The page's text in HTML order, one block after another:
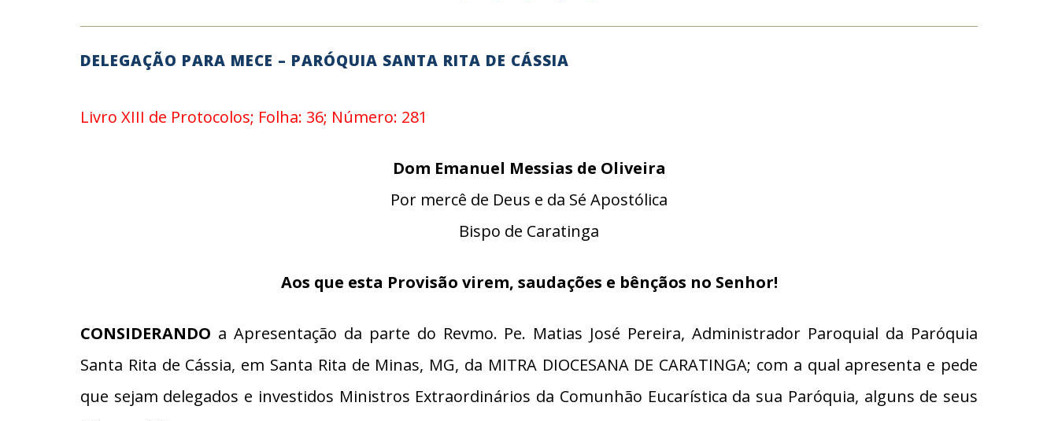
DELEGAÇÃO PARA MECE – PARÓQUIA SANTA RITA DE CÁSSIA
Livro XIII de Protocolos; Folha: 36; Número: 281
Dom Emanuel Messias de Oliveira
Por mercê de Deus e da Sé Apostólica
Bispo de Caratinga
Aos que esta Provisão virem, saudações e bênçãos no Senhor!
CONSIDERANDO a Apresentação da parte do Revmo. Pe. Matias José Pereira, Administrador Paroquial da Paróquia
Santa Rita de Cássia, em Santa Rita de Minas, MG, da MITRA DIOCESANA DE CARATINGA; com a qual apresenta e pede
que sejam delegados e investidos Ministros Extraordinários da Comunhão Eucarística da sua Paróquia, alguns de seus